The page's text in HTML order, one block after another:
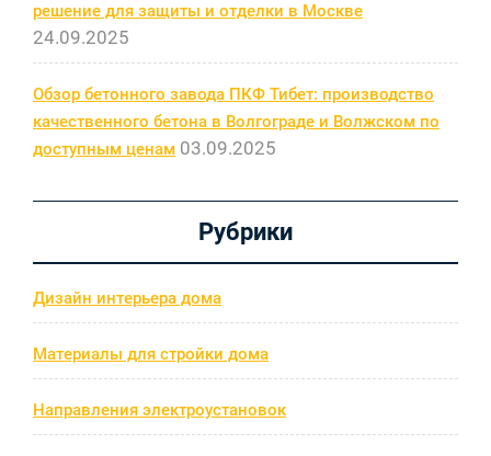
решение для защиты и отделки в Москве
24.09.2025
Обзор бетонного завода ПКФ Тибет: производство
качественного бетона в Волгограде и Волжском по
доступным ценам 03.09.2025
Рубрики
Дизайн интерьера дома
Материалы для стройки дома
Направления электроустановок